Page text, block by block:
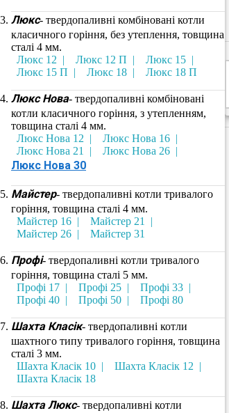
Люкс- твердопаливні комбіновані котли
класичного горіння, без утеплення, товщина
сталі 4 мм.
Люкс 12
Люкс 12 П
Люкс 15
Люкс 15 П
Люкс 18 Люкс 18 П
Люкс Нова- твердопаливні комбіновані
котли класичного горіння, з утепленням,
товщина сталі 4 мм.
Люкс Нова 12
Люкс Нова 16
Люкс Нова 21
Люкс Нова 26
Люкс Нова 30
Майстер- твердопаливні котли тривалого
горіння, товщина сталі 4 мм.
Майстер 16
Майстер 21
Майстер 26
Майстер 31
Профі- твердопаливні котли тривалого
горіння, товщина сталі 5 мм.
Профі 17
Профі 25
Профі 33
Профі 40
Профі 50 Профі 80
Шахта Класік- твердопаливні котли
шахтного типу тривалого горіння, товщина
сталі 3 мм.
Шахта Класік 10
Шахта Класік 12
Шахта Класік 18
Шахта Люкс- твердопаливні котли